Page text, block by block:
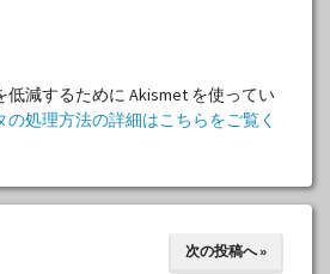
低減するために Akismet を使ってい
の処理方法の詳細はこちらをご覧く
次の投稿へ »